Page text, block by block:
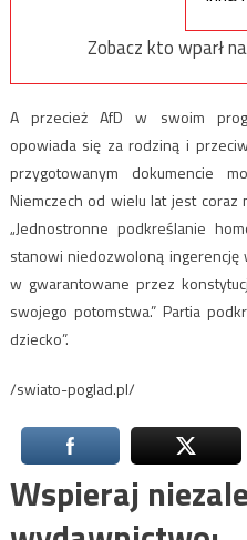
Zobacz kto wparł
A przecież AfD w swoim
opowiada się za rodziną i
przygotowanym dokumencie
Niemczech od wielu lat jest coraz
„Jednostronne podkreślanie
stanowi niedozwoloną
w gwarantowane przez
swojego potomstwa.” Partia
dziecko”.
/swiato-poglad.pl/
Wspieraj